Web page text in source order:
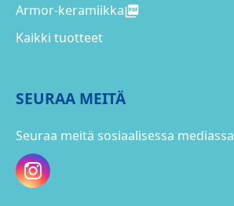
Armor-keramiikka
Kaikki tuotteet
SEURAA MEITÄ
Seuraa meitä sosiaalisessa mediassa